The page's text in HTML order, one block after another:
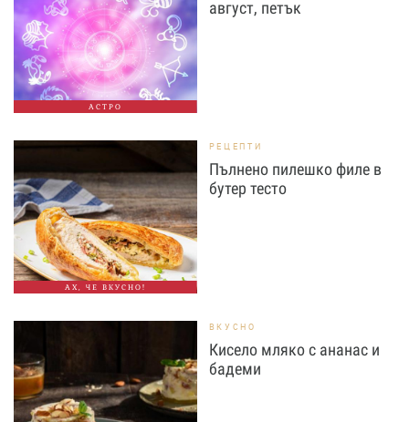
АСТРО
август, петък
АХ, ЧЕ ВКУСНО!
РЕЦЕПТИ
Пълнено пилешко филе в
бутер тесто
ВКУСНО
Кисело мляко с ананас и
бадеми